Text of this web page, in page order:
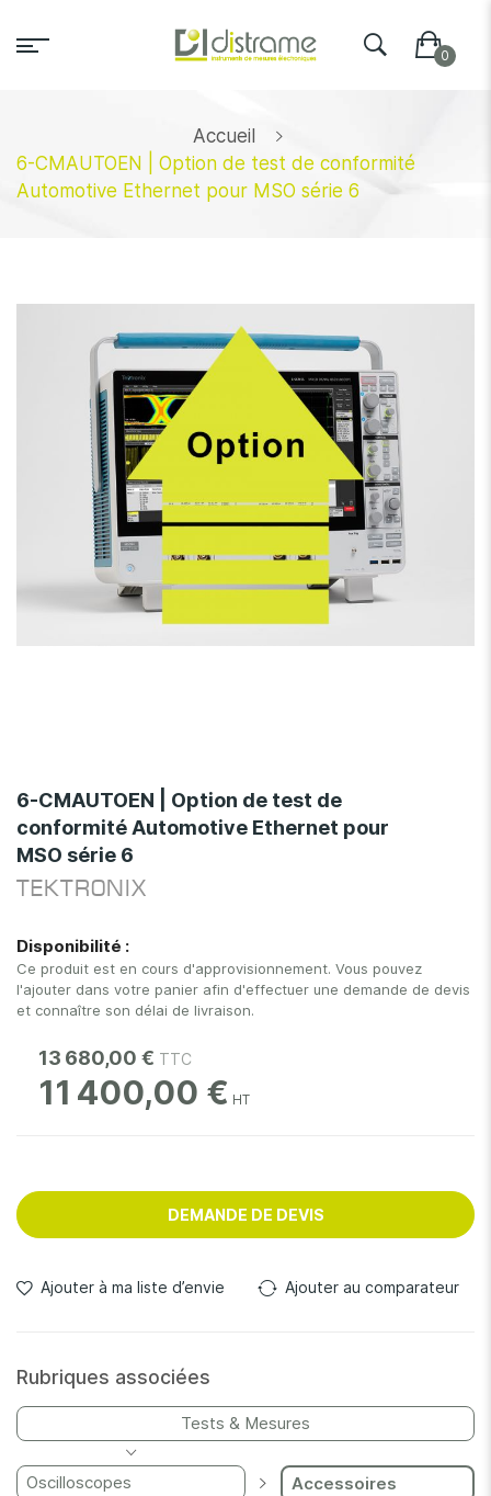
Accueil
6-CMAUTOEN | Option de test de conformité
Automotive Ethernet pour MSO série 6
to
the
beginning
of
the
6-CMAUTOEN | Option de test de
conformité Automotive Ethernet pour
MSO série 6
TEKTRONIX
Disponibilité :
Ce produit est en cours d'approvisionnement. Vous pouvez
l'ajouter dans votre panier afin d'effectuer une demande de devis
et connaître son délai de livraison.
13 680,00 €
11 400,00 €
DEMANDE DE DEVIS
Ajouter à ma liste d’envie Ajouter au comparateur
Rubriques associées
Tests & Mesures
Oscilloscopes Accessoires